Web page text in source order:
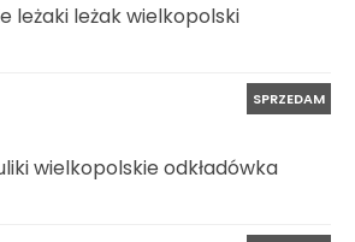
leżaki leżak wielkopolski
SPRZEDAM
wielkopolskie odkładówka